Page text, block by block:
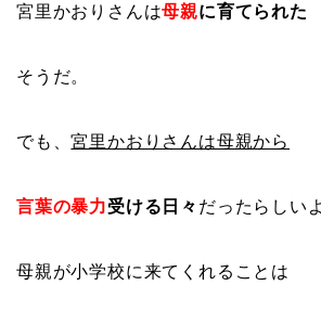
宮里かおりさんは母親に育てられた
そうだ。
でも、宮里かおりさんは母親から
言葉の暴力受ける日々 だったらしい
母親が小学校に来てくれることは